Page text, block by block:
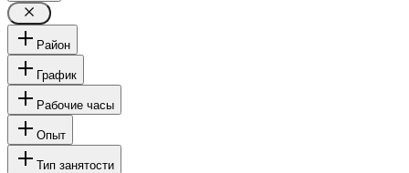
Район
График
Рабочие часы
Опыт
Тип занятости